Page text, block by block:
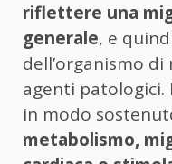
riflettere una
generale, e
dell’organismo
agenti patologici.
in modo
metabolismo,